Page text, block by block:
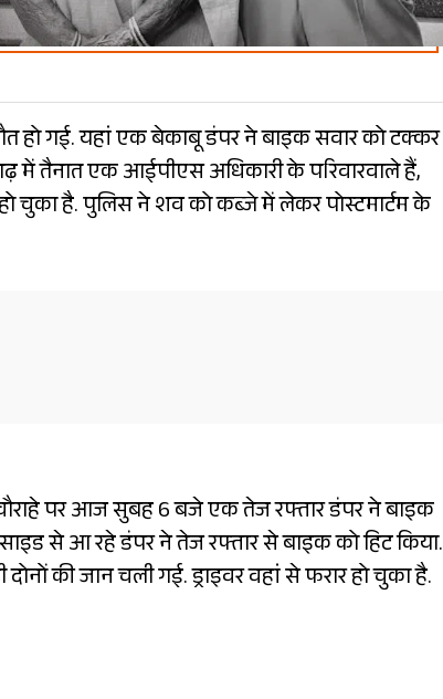
हो गई. यहां एक बेकाबू डंपर ने बाइक सवार को टक्कर
में तैनात एक आईपीएस अधिकारी के परिवारवाले हैं,
चुका है. पुलिस ने शव को कब्जे में लेकर पोस्टमार्टम के
पर आज सुबह 6 बजे एक तेज रफ्तार डंपर ने बाइक
से आ रहे डंपर ने तेज रफ्तार से बाइक को हिट किया.
की जान चली गई. ड्राइवर वहां से फरार हो चुका है.